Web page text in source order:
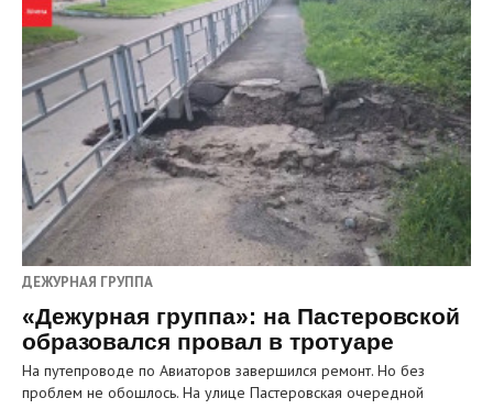
ДЕЖУРНАЯ ГРУППА
«Дежурная группа»: на Пастеровской
образовался провал в тротуаре
На путепроводе по Авиаторов завершился ремонт. Но без
проблем не обошлось. На улице Пастеровская очередной